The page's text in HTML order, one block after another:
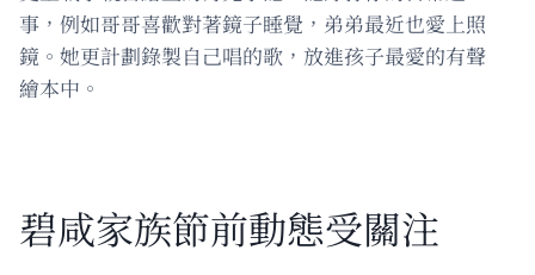
事，例如哥哥喜歡對著鏡子睡覺，弟弟最近也愛上照
鏡。她更計劃錄製自己唱的歌，放進孩子最愛的有聲
繪本中。
碧咸家族節前動態受關注